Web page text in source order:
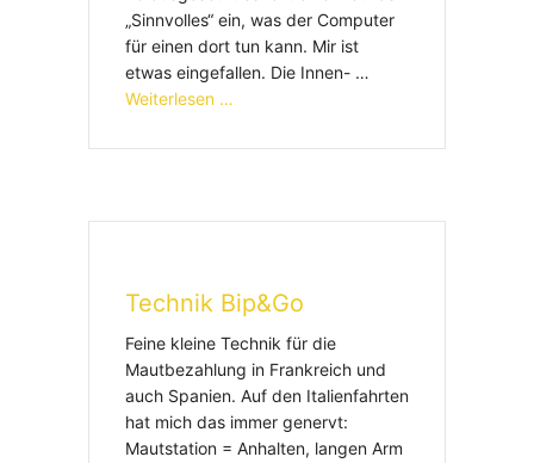
„Sinnvolles“ ein, was der Computer
für einen dort tun kann. Mir ist
etwas eingefallen. Die Innen- …
Weiterlesen …
Technik Bip&Go
Feine kleine Technik für die
Mautbezahlung in Frankreich und
auch Spanien. Auf den Italienfahrten
hat mich das immer genervt:
Mautstation = Anhalten, langen Arm